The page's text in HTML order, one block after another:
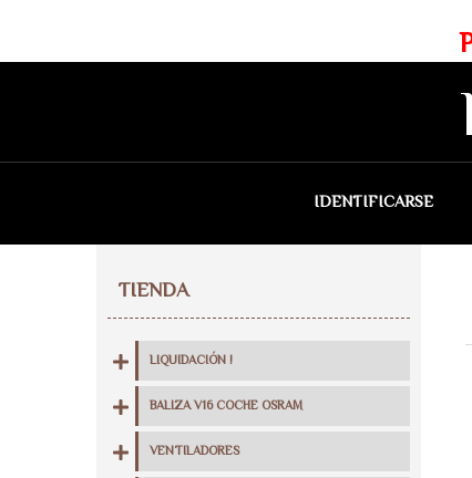
Web exclusiva para
Portes gratis para Madrid
IDENTIFICARSE
TIENDA
LIQUIDACIÓN !
BALIZA V16 COCHE OSRAM
VENTILADORES